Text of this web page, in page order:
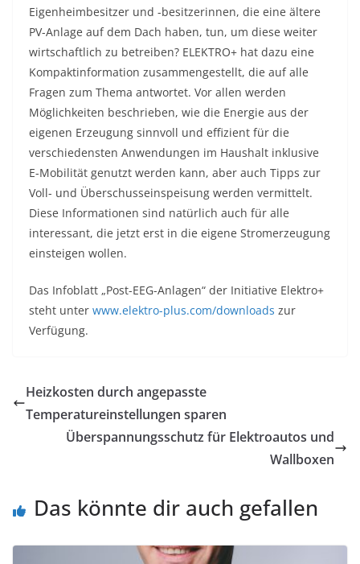
Eigenheimbesitzer und -besitzerinnen, die eine ältere
PV-Anlage auf dem Dach haben, tun, um diese weiter
wirtschaftlich zu betreiben? ELEKTRO+ hat dazu eine
Kompaktinformation zusammengestellt, die auf alle
Fragen zum Thema antwortet. Vor allen werden
Möglichkeiten beschrieben, wie die Energie aus der
eigenen Erzeugung sinnvoll und effizient für die
verschiedensten Anwendungen im Haushalt inklusive
E-Mobilität genutzt werden kann, aber auch Tipps zur
Voll- und Überschusseinspeisung werden vermittelt.
Diese Informationen sind natürlich auch für alle
interessant, die jetzt erst in die eigene Stromerzeugung
einsteigen wollen.
Das Infoblatt „Post-EEG-Anlagen“ der Initiative Elektro+
steht unter www.elektro-plus.com/downloads zur
Verfügung.
Heizkosten durch angepasste
Temperatureinstellungen sparen
Überspannungsschutz für Elektroautos und
Wallboxen
Das könnte dir auch gefallen